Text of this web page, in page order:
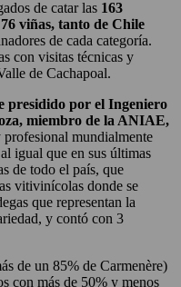
de catar las 163
viñas, tanto de Chile
de cada categoría.
con visitas técnicas y
de Cachapoal.
presidido por el Ingeniero
miembro de la ANIAE,
profesional mundialmente
igual que en sus últimas
de todo el país, que
vitivinícolas donde se
que representan la
y contó con 3
de un 85% de Carmenère)
con más de 50% y menos